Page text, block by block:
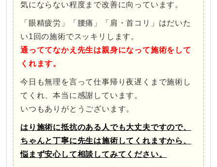
気にならない程度まで改善に向っています。
「眼精疲労」「腰痛」「肩・首コリ」はだいた
い1回の施術でスッキリします。
通っててなかえ先生は親身になって施術をして
くれます。
今日も無理を言って仕事帰り夜遅くまで施術し
てくれ、本当に感謝しています。
いつもありがとうございます。
はり施術に抵抗のある人でも大丈夫ですので、
ちゃんと丁寧に先生は施術してくれますから、
悩まず安心して相談してみてください。